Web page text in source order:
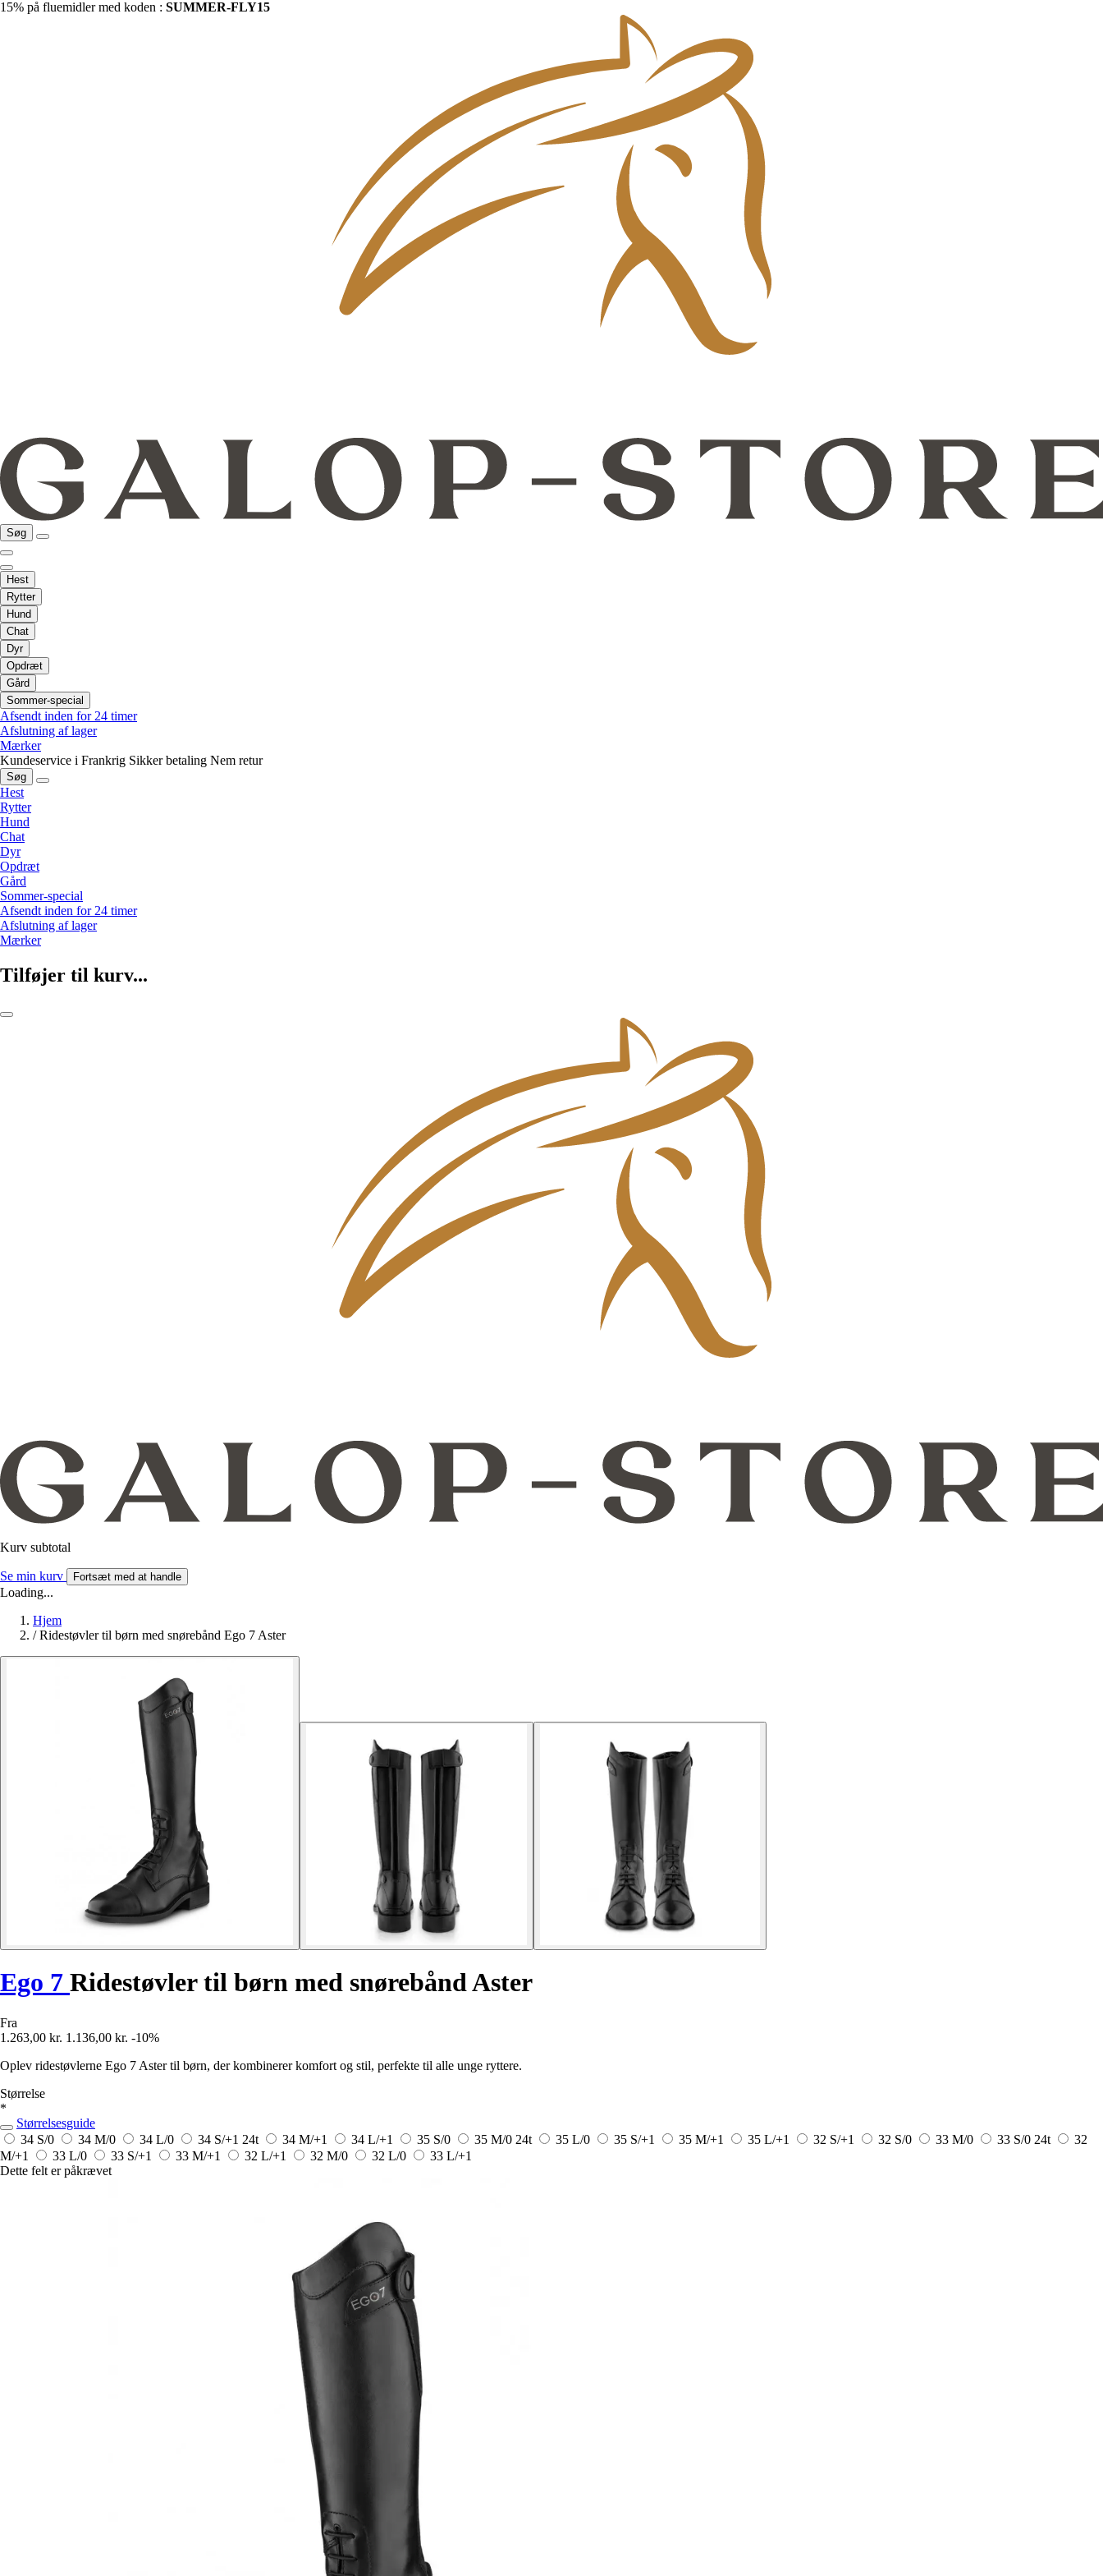
15% på fluemidler med koden : SUMMER-FLY15
Søg
Hest
Rytter
Hund
Chat
Dyr
Opdræt
Gård
Sommer-special
Afsendt inden for 24 timer
Afslutning af lager
Mærker
Kundeservice i Frankrig Sikker betaling Nem retur
Søg
Hest
Rytter
Hund
Chat
Dyr
Opdræt
Gård
Sommer-special
Afsendt inden for 24 timer
Afslutning af lager
Mærker
Tilføjer til kurv...
Kurv subtotal
Se min kurv Fortsæt med at handle
Loading...
Hjem
/ Ridestøvler til børn med snørebånd Ego 7 Aster
Ego 7 Ridestøvler til børn med snørebånd Aster
Fra
1.263,00 kr. 1.136,00 kr. -10%
Oplev ridestøvlerne Ego 7 Aster til børn, der kombinerer komfort og stil, perfekte til alle unge ryttere.
Størrelse
*
Størrelsesguide
34 S/0
34 M/0 34 L/0 34 S/+1 24t 34 M/+1 34 L/+1 35 S/0 35 M/0 24t 35 L/0 35 S/+1 35 M/+1 35 L/+1 32 S/+1 32 S/0 33 M/0 33 S/0 24t
32
M/+1
33 L/0 33 S/+1 33 M/+1 32 L/+1 32 M/0 32 L/0
33 L/+1
Dette felt er påkrævet